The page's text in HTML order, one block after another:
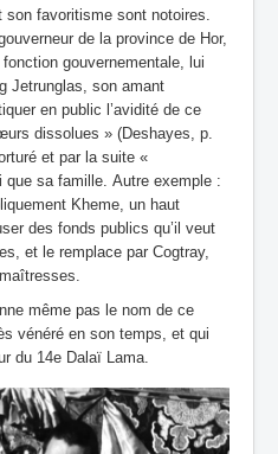
favoritisme sont notoires.
de la province de Hor,
gouvernementale, lui
Jetrunglas, son amant
en public l’avidité de ce
dissolues » (Deshayes, p.
et par la suite «
sa famille. Autre exemple :
Kheme, un haut
des fonds publics qu’il veut
et le remplace par Cogtray,
même pas le nom de ce
vénéré en son temps, et qui
du 14e Dalaï Lama.